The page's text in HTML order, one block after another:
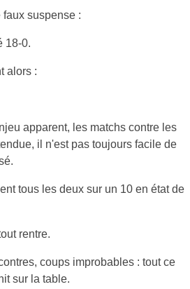
suspense :
18-0.
alors :
apparent, les matchs contre les
il n'est pas toujours facile de
tous les deux sur un 10 en état de
rentre.
coups improbables : tout ce
sur la table.